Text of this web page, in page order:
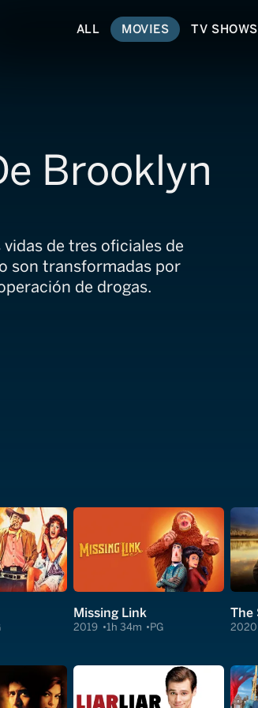
ALL MOVIES TV SHOWS
Brooklyn
de tres oficiales de
son transformadas por
de drogas.
Missing Link
2019 1h 34m PG 2020